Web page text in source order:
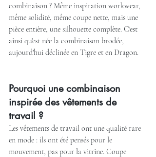
combinaison ? Même inspiration workwear,
même solidité, même coupe nette, mais une
pièce entière, une silhouette complète. C'est
ainsi qu'est née la combinaison brodée,
aujourd'hui déclinée en Tigre et en Dragon.
Pourquoi une combinaison
inspirée des vêtements de
travail ?
Les vêtements de travail ont une qualité rare
en mode : ils ont été pensés pour le
mouvement, pas pour la vitrine. Coupe